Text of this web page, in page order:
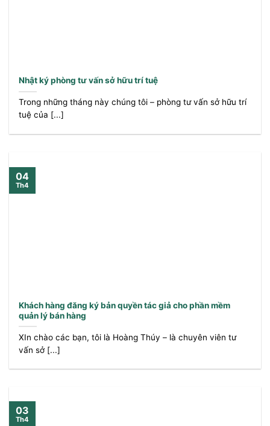
Nhật ký phòng tư vấn sở hữu trí tuệ
Trong những tháng này chúng tôi – phòng tư vấn sở hữu trí
tuệ của [...]
Khách hàng đăng ký bản quyền tác giả cho phần mềm
quản lý bán hàng
XIn chào các bạn, tôi là Hoàng Thúy – là chuyên viên tư
vấn sở [...]
04
Th4
03
Th4